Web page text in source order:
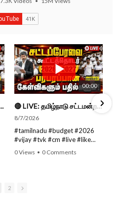
அறிக்கை மீது விவாதம் #live #budget #video
00:00
🔴 LIVE: தமிழ்நாடு சட்டமன்றப் பேரவை கூட்டத்தொடர் - நிதிநிலை அறிக்கை மீது விவாதம் #live #budget #video
8/7/2026
#tamilnadu #budget #2026
#vijay #tvk #cm #live #like
#viral #nowtrending #video
0 Views • 0 Comments
2